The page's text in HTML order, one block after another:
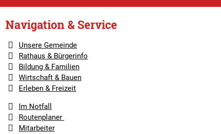
Navigation & Service
Unsere Gemeinde
Rathaus & Bürgerinfo
Bildung & Familien
Wirtschaft & Bauen
Erleben & Freizeit
Im Notfall
Routenplaner
Mitarbeiter